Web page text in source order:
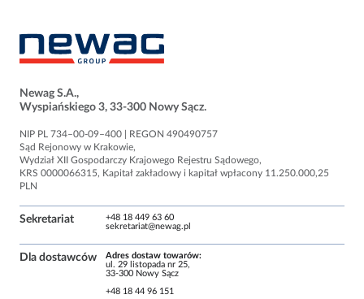
Newag S.A.,
Wyspiańskiego 3, 33-300 Nowy Sącz.
NIP PL 734–00-09–400 | REGON 490490757
Sąd Rejo­nowy w Kra­ko­wie,
Wydział XII Gospo­dar­czy Kra­jo­wego Reje­stru Sądo­wego,
KRS 0000066315, Kapi­tał zakła­dowy i kapi­tał wpła­cony 11.250.000,25
PLN
Sekretariat
+48 18 449 63 60
sekretariat@newag.pl
Dla dostawców
Adres dostaw towarów:
ul. 29 listopada nr 25,
33-300 Nowy Sącz
+48 18 44 96 151